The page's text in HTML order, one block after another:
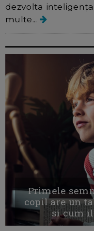
dezvolta
multe...
Primele
copil are un
si cum